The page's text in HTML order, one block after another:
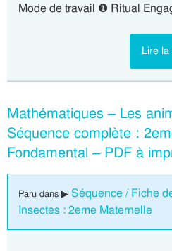
Mode de travail ❶ Ritual
Lire la
Mathématiques – Les
Séquence complète :
Fondamental – PDF à
Paru dans ▶ Séquence / Fiche
Insectes : 2eme Maternelle